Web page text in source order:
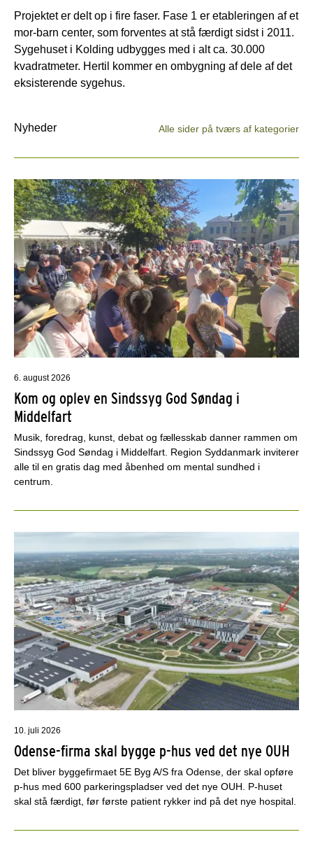
Projektet er delt op i fire faser. Fase 1 er etableringen af et
mor-barn center, som forventes at stå færdigt sidst i 2011.
Sygehuset i Kolding udbygges med i alt ca. 30.000
kvadratmeter. Hertil kommer en ombygning af dele af det
eksisterende sygehus.
Nyheder Alle sider på tværs af kategorier
6. august 2026
Kom og oplev en Sindssyg God Søndag i
Middelfart
Musik, foredrag, kunst, debat og fællesskab danner rammen om
Sindssyg God Søndag i Middelfart. Region Syddanmark inviterer
alle til en gratis dag med åbenhed om mental sundhed i
centrum.
10. juli 2026
Odense-firma skal bygge p-hus ved det nye OUH
Det bliver byggefirmaet 5E Byg A/S fra Odense, der skal opføre
p-hus med 600 parkeringspladser ved det nye OUH. P-huset
skal stå færdigt, før første patient rykker ind på det nye hospital.